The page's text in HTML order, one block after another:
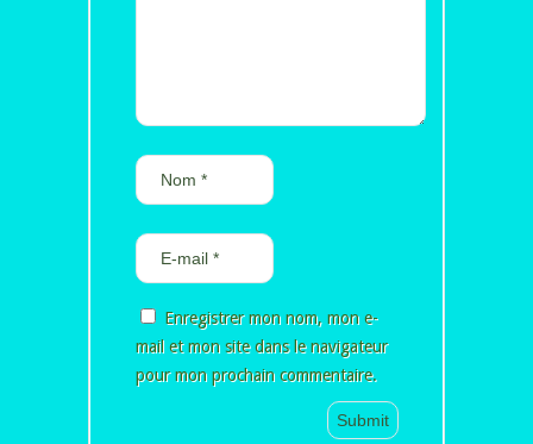
Enregistrer mon nom, mon e-
mail et mon site dans le navigateur
pour mon prochain commentaire.